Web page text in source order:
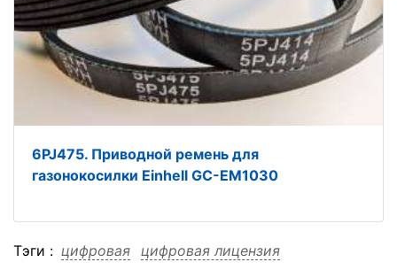
6PJ475. Приводной ремень для
газонокосилки Einhell GC-EM1030
Тэги : цифровая цифровая лицензия